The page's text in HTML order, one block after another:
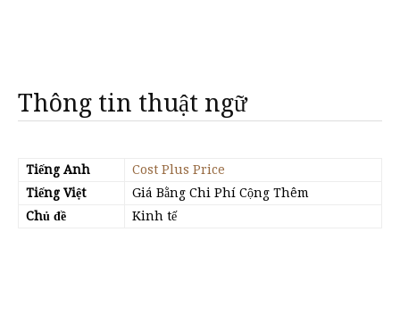
Thông tin thuật ngữ
Tiếng Anh
Cost Plus Price
Tiếng Việt
Giá Bằng Chi Phí Cộng Thêm
Chủ đề
Kinh tế